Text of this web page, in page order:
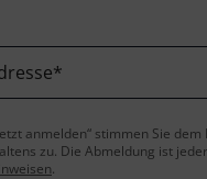
*
anmelden“ stimmen Sie
zu. Die Abmeldung ist
.